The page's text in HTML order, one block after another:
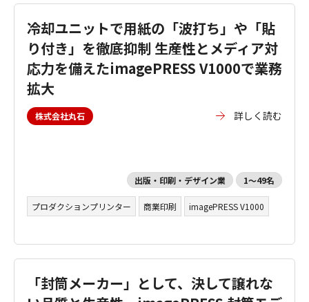
冷却ユニットで用紙の「波打ち」や「貼
り付き」を徹底抑制 生産性とメディア対
応力を備えたimagePRESS V1000で業務
拡大
株式会社丸石 詳しく読む
出版・印刷・デザイン業 1～49名
プロダクションプリンター 商業印刷 imagePRESS V1000
「封筒メーカー」として、決して譲れな